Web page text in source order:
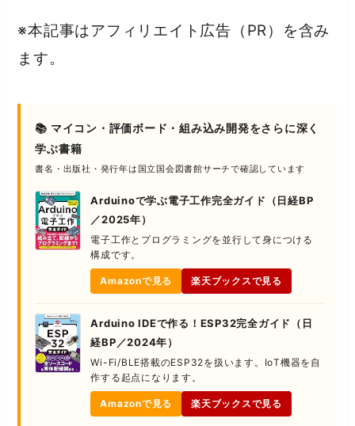
※本記事はアフィリエイト広告（PR）を含み
ます。
📚 マイコン・評価ボード・組み込み開発をさらに深く
学ぶ書籍
書名・出版社・発行年は国立国会図書館サーチで確認しています
Arduinoで学ぶ電子工作完全ガイド（日経BP
／2025年）
電子工作とプログラミングを並行して身につける
構成です。
Amazonで見る 楽天ブックスで見る
Arduino IDEで作る！ESP32完全ガイド（日
経BP／2024年）
Wi-Fi/BLE搭載のESP32を扱います。IoT機器を自
作する起点になります。
Amazonで見る 楽天ブックスで見る